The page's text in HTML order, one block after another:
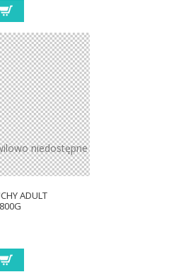
niedostępne
ADULT